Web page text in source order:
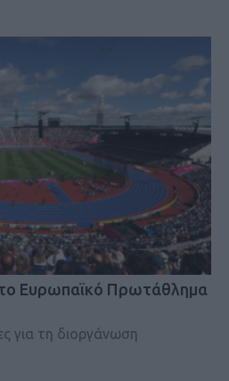
το Ευρωπαϊκό Πρωτάθλημα
για τη διοργάνωση